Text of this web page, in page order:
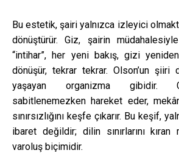
Bu estetik, şairi yalnızca izleyici
dönüştürür. Giz, şairin
“intihar”, her yeni bakış, gizi
dönüşür, tekrar tekrar. Olson’un şiiri
yaşayan organizma gibidir.
sabitlenemezken hareket eder,
sınırsızlığını keşfe çıkarır. Bu keşif,
ibaret değildir; dilin sınırlarını
varoluş biçimidir.